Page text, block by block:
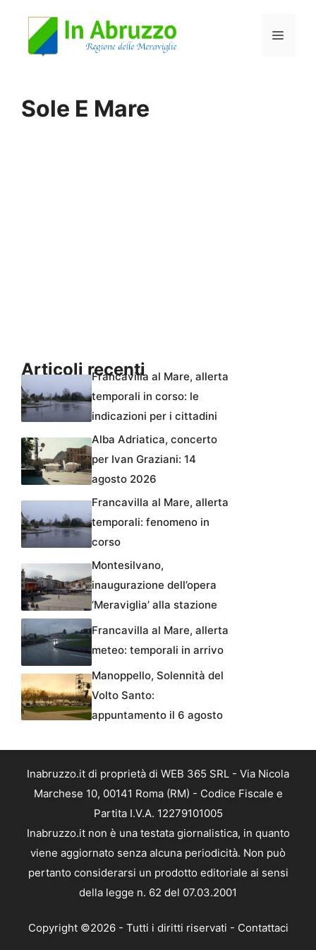
Menu
Sole E Mare
Articoli recentiFrancavilla al Mare, allerta
temporali in corso: le
indicazioni per i cittadini
Alba Adriatica, concerto
per Ivan Graziani: 14
agosto 2026
Francavilla al Mare, allerta
temporali: fenomeno in
corso
Montesilvano,
inaugurazione dell’opera
‘Meraviglia’ alla stazione
Francavilla al Mare, allerta
meteo: temporali in arrivo
Manoppello, Solennità del
Volto Santo:
appuntamento il 6 agosto
Inabruzzo.it di proprietà di WEB 365 SRL - Via Nicola
Marchese 10, 00141 Roma (RM) - Codice Fiscale e
Partita I.V.A. 12279101005
Inabruzzo.it non è una testata giornalistica, in quanto
viene aggiornato senza alcuna periodicità. Non può
pertanto considerarsi un prodotto editoriale ai sensi
della legge n. 62 del 07.03.2001
Copyright ©2026 - Tutti i diritti riservati - Contattaci